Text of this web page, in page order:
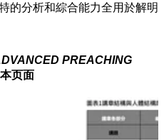
的分析和綜合能力全用於解明
PREACHING
页面